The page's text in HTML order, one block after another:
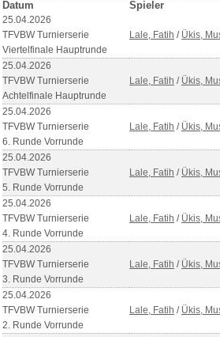
Datum
Spieler
25.04.2026
TFVBW Turnierserie
Viertelfinale Hauptrunde
Lale, Fatih / Ükis,
25.04.2026
TFVBW Turnierserie
Achtelfinale Hauptrunde
Lale, Fatih / Ükis,
25.04.2026
TFVBW Turnierserie
6. Runde Vorrunde
Lale, Fatih / Ükis,
25.04.2026
TFVBW Turnierserie
5. Runde Vorrunde
Lale, Fatih / Ükis,
25.04.2026
TFVBW Turnierserie
4. Runde Vorrunde
Lale, Fatih / Ükis,
25.04.2026
TFVBW Turnierserie
3. Runde Vorrunde
Lale, Fatih / Ükis,
25.04.2026
TFVBW Turnierserie
2. Runde Vorrunde
Lale, Fatih / Ükis,